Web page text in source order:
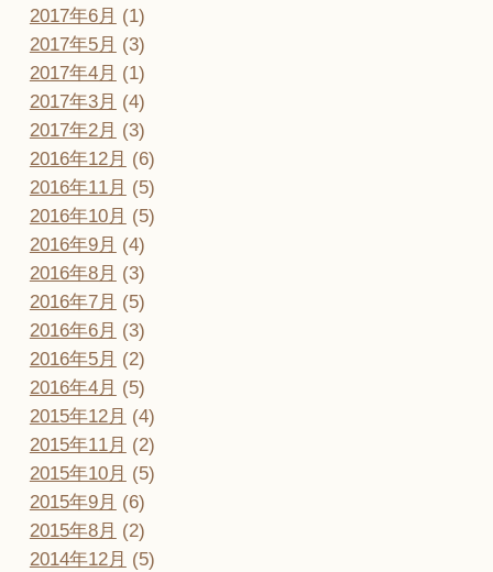
2017年6月 (1)
2017年5月 (3)
2017年4月 (1)
2017年3月 (4)
2017年2月 (3)
2016年12月 (6)
2016年11月 (5)
2016年10月 (5)
2016年9月 (4)
2016年8月 (3)
2016年7月 (5)
2016年6月 (3)
2016年5月 (2)
2016年4月 (5)
2015年12月 (4)
2015年11月 (2)
2015年10月 (5)
2015年9月 (6)
2015年8月 (2)
2014年12月 (5)